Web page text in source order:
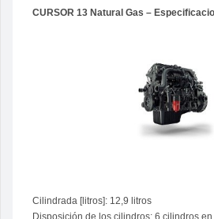
CURSOR 13 Natural Gas –
Cilindrada [litros]: 12,9 litros